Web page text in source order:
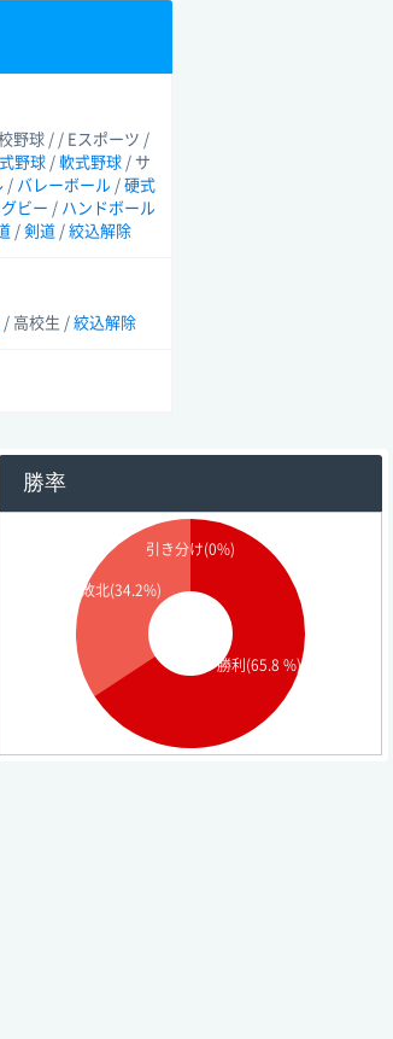
野球 / / Eスポーツ /
野球 / 軟式野球 / サ
/ バレーボール / 硬式
ビー / ハンドボール
/ 剣道 / 絞込解除
/ 高校生 / 絞込解除
勝率
勝利(65.8 %)
敗北(34.2%)
引き分け(0%)